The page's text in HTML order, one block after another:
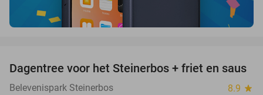
37%
Dagentree voor het Steinerbos + friet en saus
Belevenispark Steinerbos 8.9 star